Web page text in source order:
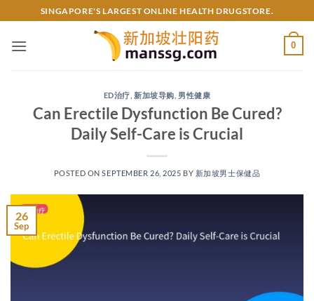
to
content
SINGAPORE'S LARGEST ONLINE HEALTH DRUGSTORE.
0
ED治疗 ,新加坡导购 男性健康
Can Erectile Dysfunction Be Cured?
Daily Self-Care is Crucial​
POSTED ONSEPTEMBER 26, 2025 BY 新加坡男士保健品
26
Sep